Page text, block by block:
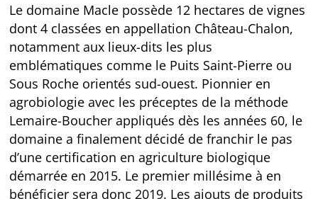
Le domaine Macle possède 12 hectares de vignes
dont 4 classées en appellation Château-Chalon,
notamment aux lieux-dits les plus
emblématiques comme le Puits Saint-Pierre ou
Sous Roche orientés sud-ouest. Pionnier en
agrobiologie avec les préceptes de la méthode
Lemaire-Boucher appliqués dès les années 60, le
domaine a finalement décidé de franchir le pas
d’une certification en agriculture biologique
démarrée en 2015. Le premier millésime à en
bénéficier sera donc 2019. Les ajouts de produits